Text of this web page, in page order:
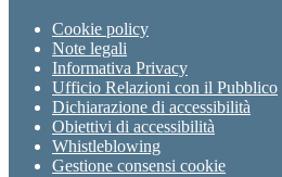
Cookie policy
Note legali
Informativa Privacy
Ufficio Relazioni con il Pubblico
Dichiarazione di accessibilità
Obiettivi di accessibilità
Whistleblowing
Gestione consensi cookie